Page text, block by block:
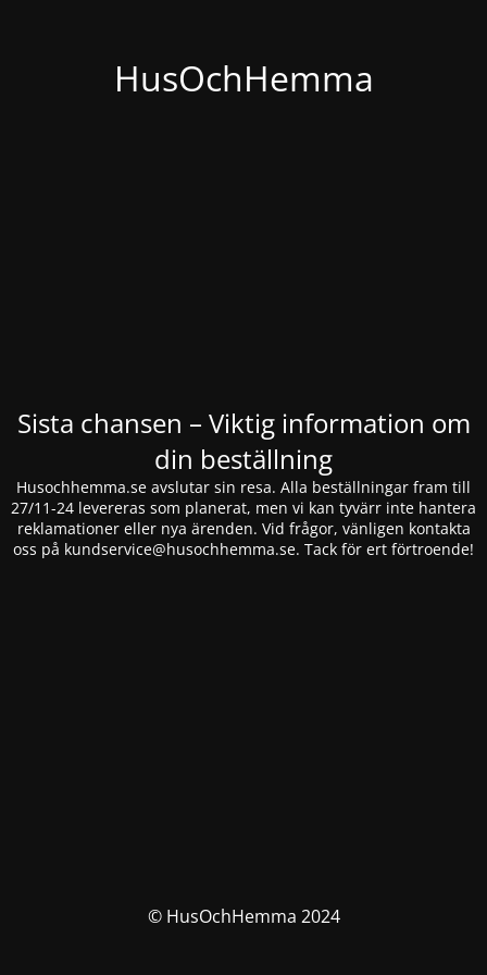
HusOchHemma
Sista chansen – Viktig information om
din beställning
Husochhemma.se avslutar sin resa. Alla beställningar fram till
27/11-24 levereras som planerat, men vi kan tyvärr inte hantera
reklamationer eller nya ärenden. Vid frågor, vänligen kontakta
oss på kundservice@husochhemma.se. Tack för ert förtroende!
© HusOchHemma 2024